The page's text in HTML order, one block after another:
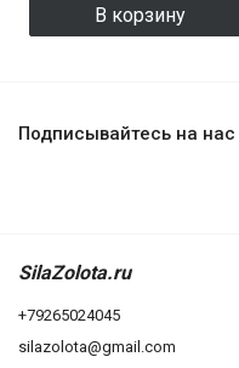
В корзину
Подписывайтесь на нас
SilaZolota.ru
+79265024045
silazolota@gmail.com